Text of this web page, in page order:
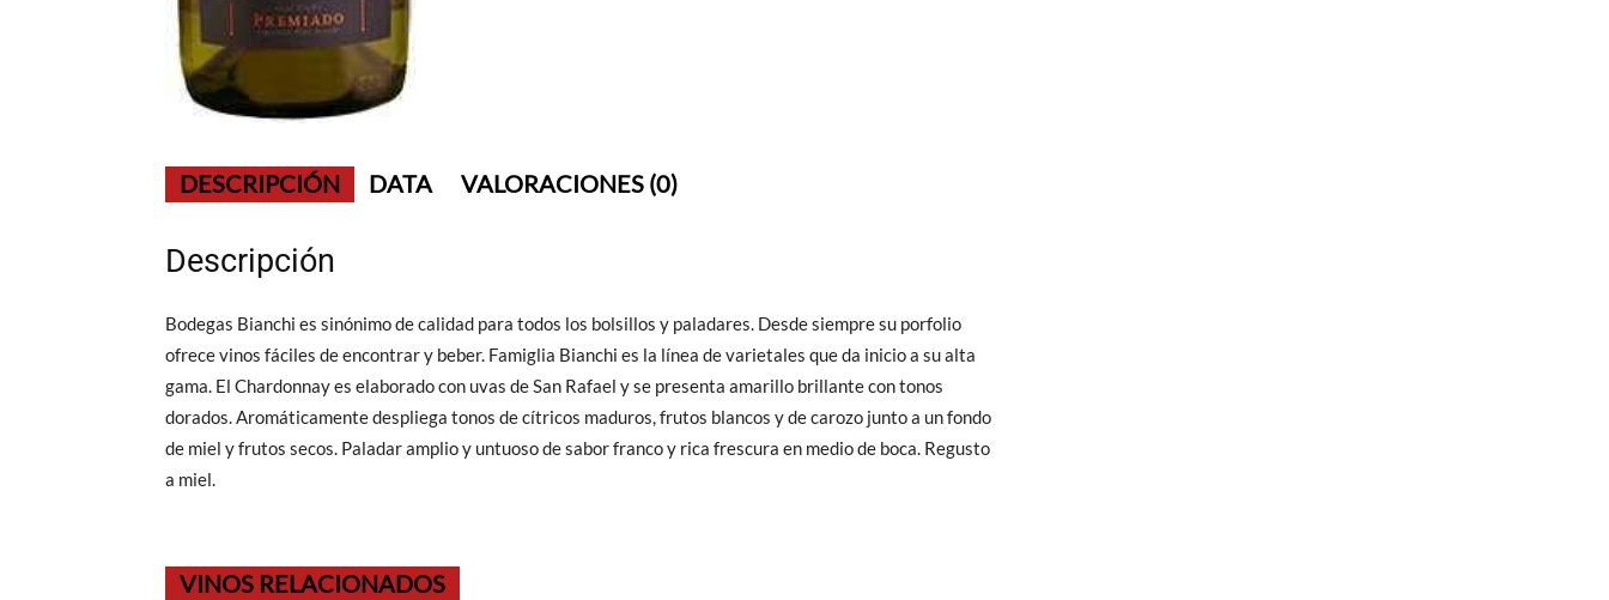
DESCRIPCIÓN DATA VALORACIONES (0)
Descripción
Bodegas Bianchi es sinónimo de calidad para todos los bolsillos y paladares. Desde siempre su porfolio
ofrece vinos fáciles de encontrar y beber. Famiglia Bianchi es la línea de varietales que da inicio a su alta
gama. El Chardonnay es elaborado con uvas de San Rafael y se presenta amarillo brillante con tonos
dorados. Aromáticamente despliega tonos de cítricos maduros, frutos blancos y de carozo junto a un fondo
de miel y frutos secos. Paladar amplio y untuoso de sabor franco y rica frescura en medio de boca. Regusto
a miel.
VINOS RELACIONADOS